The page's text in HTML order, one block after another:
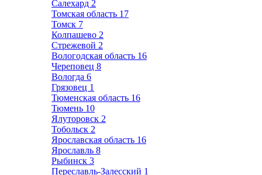
Салехард 2
Томская область 17
Томск 7
Колпашево 2
Стрежевой 2
Вологодская область 16
Череповец 8
Вологда 6
Грязовец 1
Тюменская область 16
Тюмень 10
Ялуторовск 2
Тобольск 2
Ярославская область 16
Ярославль 8
Рыбинск 3
Переславль-Залесский 1